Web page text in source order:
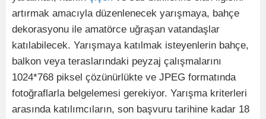
artırmak amacıyla düzenlenecek yarışmaya, bahçe
dekorasyonu ile amatörce uğraşan vatandaşlar
katılabilecek. Yarışmaya katılmak isteyenlerin bahçe,
balkon veya teraslarındaki peyzaj çalışmalarını
1024*768 piksel çözünürlükte ve JPEG formatında
fotoğraflarla belgelemesi gerekiyor. Yarışma kriterleri
arasında katılımcıların, son başvuru tarihine kadar 18